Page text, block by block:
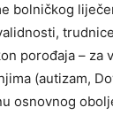
bolničkog
porođaja – za
(autizam,
osnovnog